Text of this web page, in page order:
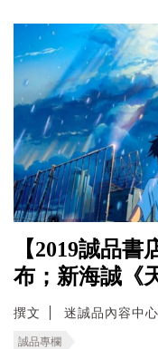
【2019誠品
布；新海誠《
撰文 迷誠品內容中心
誠品專欄